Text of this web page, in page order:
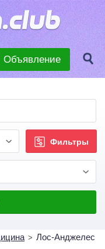
Объявление
> Лос-Анджелес
Фильтры